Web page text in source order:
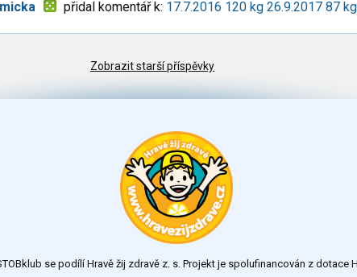
přidal komentář k: 17.7.2016 120 kg 26.9.2017 87 kg
Zobrazit starší příspěvky
se podílí Hravě žij zdravě z. s. Projekt je spolufinancován z dotace